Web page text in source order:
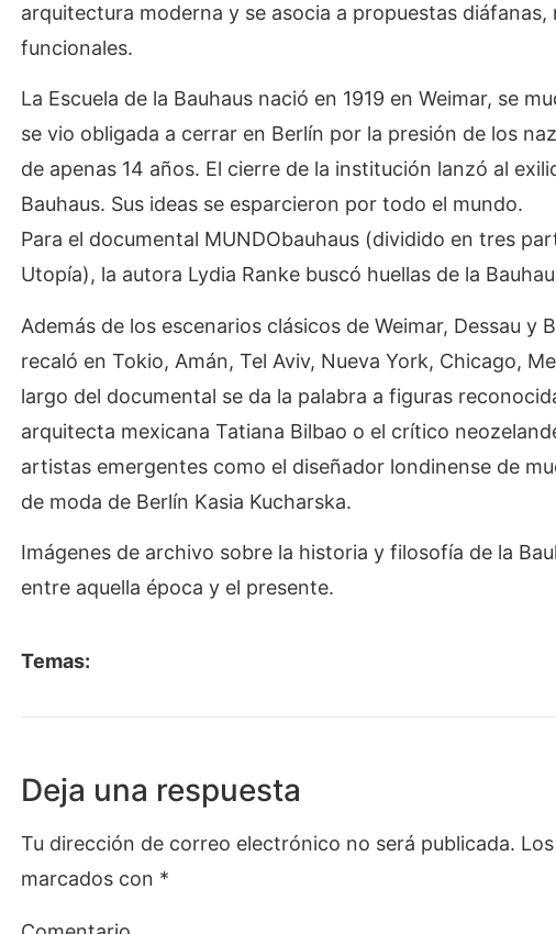
arquitectura moderna y se asocia a propuestas diáfanas,
funcionales.
La Escuela de la Bauhaus nació en 1919 en Weimar, se
se vio obligada a cerrar en Berlín por la presión de los
de apenas 14 años. El cierre de la institución lanzó al
Bauhaus. Sus ideas se esparcieron por todo el mundo.
Para el documental MUNDObauhaus (dividido en tres
Utopía), la autora Lydia Ranke buscó huellas de la
Además de los escenarios clásicos de Weimar, Dessau y
recaló en Tokio, Amán, Tel Aviv, Nueva York, Chicago,
largo del documental se da la palabra a figuras
arquitecta mexicana Tatiana Bilbao o el crítico
artistas emergentes como el diseñador londinense de
de moda de Berlín Kasia Kucharska.
Imágenes de archivo sobre la historia y filosofía de la
entre aquella época y el presente.
Temas:
Deja una respuesta
Tu dirección de correo electrónico no será publicada.
marcados con *